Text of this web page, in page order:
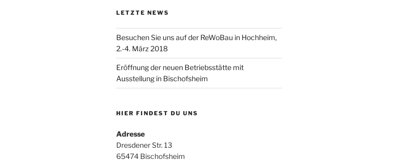
LETZTE NEWS
Besuchen Sie uns auf der ReWoBau in Hochheim,
2.-4. März 2018
Eröffnung der neuen Betriebsstätte mit
Ausstellung in Bischofsheim
HIER FINDEST DU UNS
Adresse
Dresdener Str. 13
65474 Bischofsheim